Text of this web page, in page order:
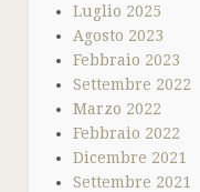
Luglio 2025
Agosto 2023
Febbraio 2023
Settembre 2022
Marzo 2022
Febbraio 2022
Dicembre 2021
Settembre 2021